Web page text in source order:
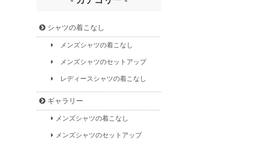
シャツの着こなし
メンズシャツの着こなし
メンズシャツのセットアップ
レディースシャツの着こなし
ギャラリー
メンズシャツの着こなし
メンズシャツのセットアップ